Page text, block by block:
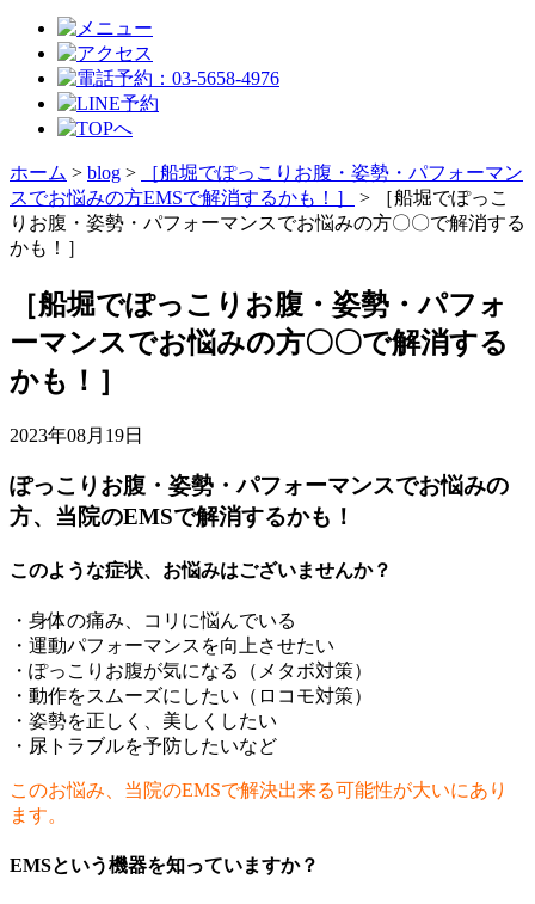
ホーム > blog >
［船堀でぽっこりお腹・姿勢・パフォーマン
スでお悩みの方EMSで解消するかも！］
>
［船堀でぽっこ
りお腹・姿勢・パフォーマンスでお悩みの方〇〇で解消する
かも！］
［船堀でぽっこりお腹・姿勢・パフォ
ーマンスでお悩みの方〇〇で解消する
かも！］
2023年08月19日
ぽっこりお腹・姿勢・パフォーマンスでお悩みの
方、当院のEMSで解消するかも！
このような症状、お悩みはございませんか？
・身体の痛み、コリに悩んでいる
・運動パフォーマンスを向上させたい
・ぽっこりお腹が気になる（メタボ対策）
・動作をスムーズにしたい（ロコモ対策）
・姿勢を正しく、美しくしたい
・尿トラブルを予防したいなど
このお悩み、当院のEMSで解決出来る可能性が大いにあり
ます。
EMSという機器を知っていますか？